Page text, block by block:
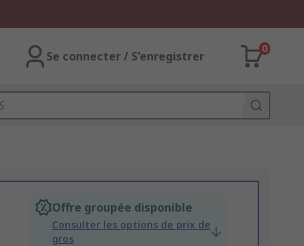
Se connecter / S'enregistrer
0
Offre groupée disponible
Consulter les options de prix de
gros